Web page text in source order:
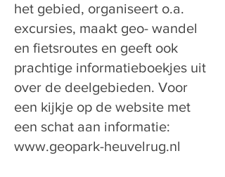
het gebied, organiseert o.a.
excursies, maakt geo- wandel
en fietsroutes en geeft ook
prachtige informatieboekjes uit
over de deelgebieden. Voor
een kijkje op de website met
een schat aan informatie:
www.geopark-heuvelrug.nl